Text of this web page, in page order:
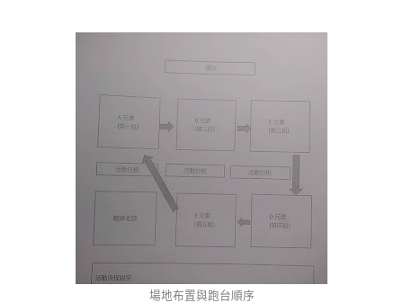
場地布置與跑台順序